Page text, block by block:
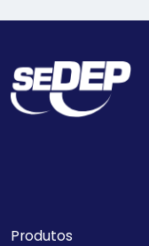
Produtos